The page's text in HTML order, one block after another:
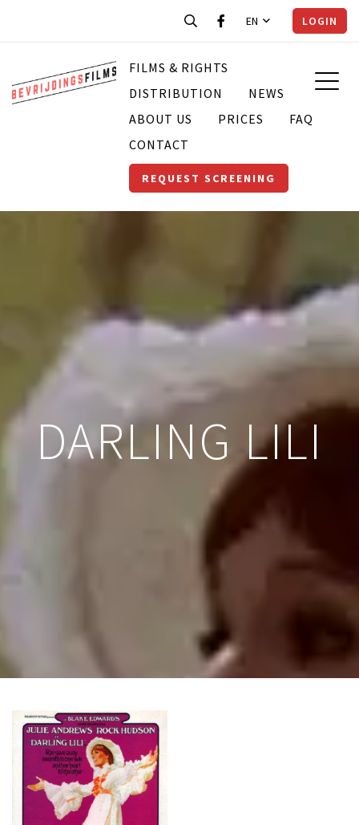
EN LOGIN
FILMS & RIGHTS
DISTRIBUTION
NEWS
ABOUT US
PRICES
FAQ
CONTACT
REQUEST SCREENING
DARLING LILI